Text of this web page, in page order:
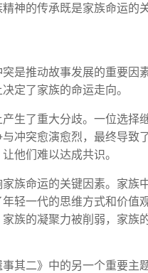
神的传承既是家族命运的
是推动故事发展的重要因
定了家族的命运走向。
生了重大分歧。一位选择
冲突愈演愈烈，最终导致
他们难以达成共识。
族命运的关键因素。家族
轻一代的思维方式和价值
族的凝聚力被削弱，家族
其二》中的另一个重要主